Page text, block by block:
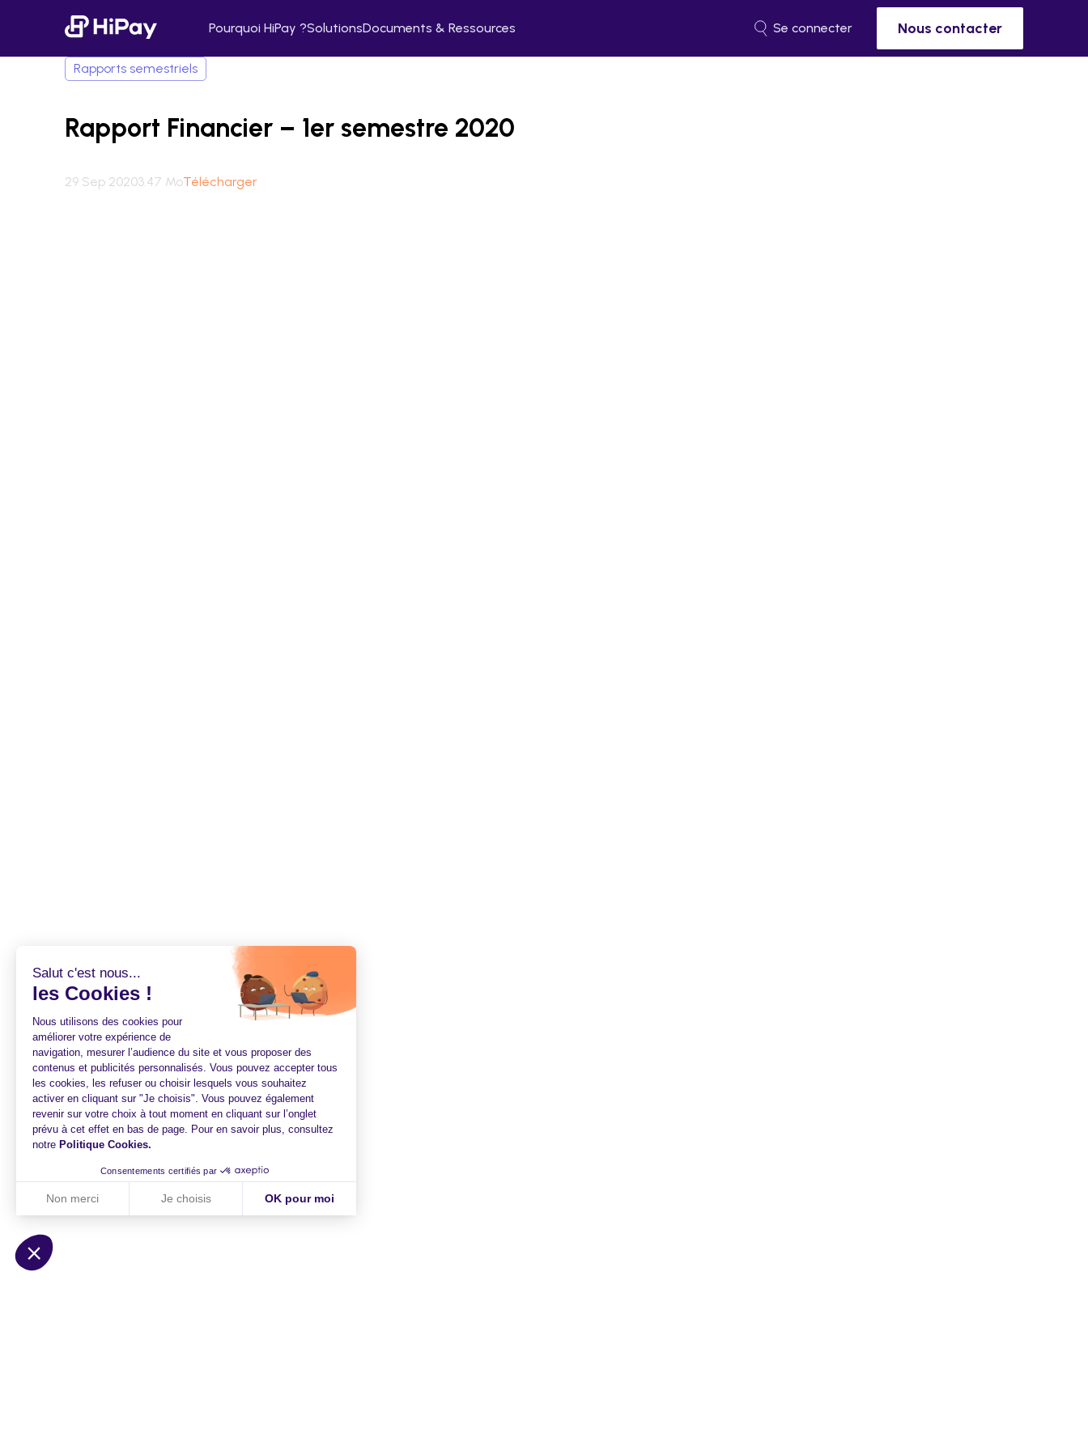
Salut c'est nous...
les Cookies !
Nous utilisons des cookies pour
améliorer votre expérience de
navigation, mesurer l’audience du site et vous proposer des
contenus et publicités personnalisés. Vous pouvez accepter tous
les cookies, les refuser ou choisir lesquels vous souhaitez
activer en cliquant sur "Je choisis". Vous pouvez également
revenir sur votre choix à tout moment en cliquant sur l’onglet
prévu à cet effet en bas de page. Pour en savoir plus, consultez
notre Politique Cookies.
Consentements certifiés par
Non merci Je choisis OK pour moi
Notre plateforme vous permet d'adapter et de gérer vos paramètres de confidentialité, en garantissant la conformité avec les réglementations. Personnalisez vos préférences pour
Pourquoi HiPay ?SolutionsDocuments & Ressources Se connecter Nous contacter
Rapports semestriels
Rapport Financier – 1er semestre 2020
29 Sep 20203.47 MoTélécharger